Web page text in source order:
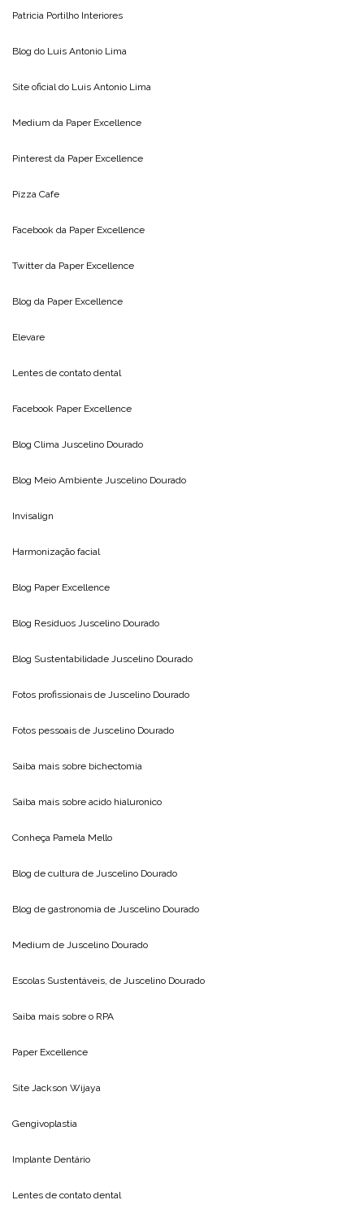
Patricia Portilho Interiores
Blog do Luis Antonio Lima
Site oficial do Luis Antonio Lima
Medium da Paper Excellence
Pinterest da Paper Excellence
Pizza Cafe
Facebook da Paper Excellence
Twitter da Paper Excellence
Blog da Paper Excellence
Elevare
Lentes de contato dental
Facebook Paper Excellence
Blog Clima Juscelino Dourado
Blog Meio Ambiente Juscelino Dourado
Invisalign
Harmonização facial
Blog Paper Excellence
Blog Resíduos Juscelino Dourado
Blog Sustentabilidade Juscelino Dourado
Fotos profissionais de Juscelino Dourado
Fotos pessoais de Juscelino Dourado
Saiba mais sobre bichectomia
Saiba mais sobre acido hialuronico
Conheça Pamela Mello
Blog de cultura de Juscelino Dourado
Blog de gastronomia de Juscelino Dourado
Medium de Juscelino Dourado
Escolas Sustentáveis, de Juscelino Dourado
Saiba mais sobre o RPA
Paper Excellence
Site Jackson Wijaya
Gengivoplastia
Implante Dentário
Lentes de contato dental